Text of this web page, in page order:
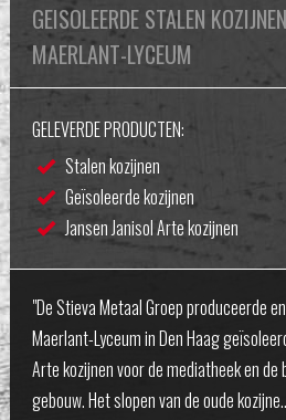
GEISOLEERDE STALEN
MAERLANT-LYCEUM
GELEVERDE PRODUCTEN:
Stalen kozijnen
Geïsoleerde kozijnen
Jansen Janisol Arte kozijnen
"De Stieva Metaal Groep produceerde
Maerlant-Lyceum in Den Haag
Arte kozijnen voor de mediatheek en
gebouw. Het slopen van de oude